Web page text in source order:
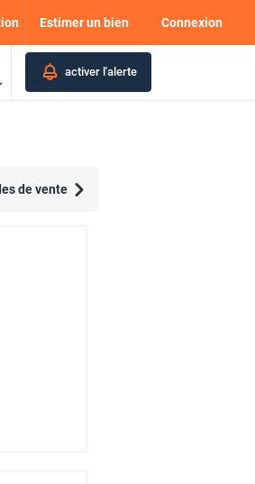
Estimer un bien Connexion
activer l'alerte
de vente